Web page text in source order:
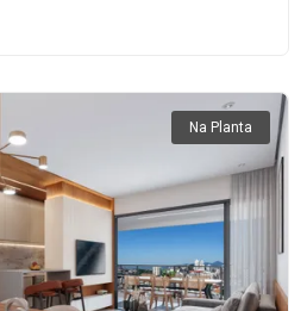
Na Planta